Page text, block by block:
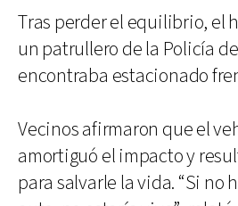
Tras perder el equilibrio, el
un patrullero de la Policía
encontraba estacionado
Vecinos afirmaron que el
amortiguó el impacto y
para salvarle la vida. “Si no